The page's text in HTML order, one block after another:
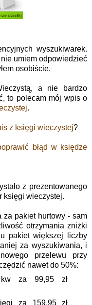
wyszukiwarek.
umiem odpowiedzieć
osobiście.
a nie bardzo
to polecam mój wpis o
.
z księgi wieczystej?
błąd w księdze
z prezentowanego
księgi wieczystej.
za pakiet hurtowy - sam
otrzymania zniżki
pakiet większej liczby
za wyszukiwania, i
przelewu przy
nawet do 50%:
kw za 99,95 zł
za 159,95 zł